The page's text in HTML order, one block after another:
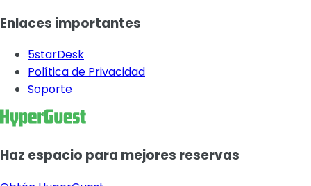
Enlaces importantes
5starDesk
Política de Privacidad
Soporte
Haz espacio para mejores reservas